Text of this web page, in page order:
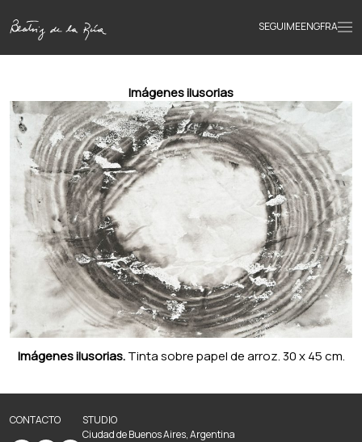
SEGUIMEENGFRA
Inicio
Obras
Textos
Biografía
Libros
Novedades
Imágenes ilusorias
Imágenes ilusorias.Tinta sobre papel de arroz. 30 x 45 cm.
CONTACTO
STUDIO
Ciudad de Buenos Aires, Argentina